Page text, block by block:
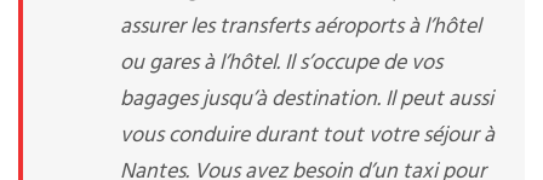
assurer les transferts aéroports à l’hôtel
ou gares à l’hôtel. Il s’occupe de vos
bagages jusqu’à destination. Il peut aussi
vous conduire durant tout votre séjour à
Nantes. Vous avez besoin d’un taxi pour